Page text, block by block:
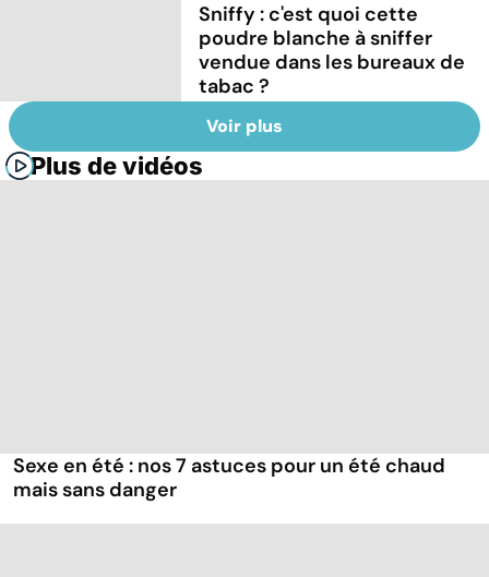
Sniffy : c'est quoi cette
poudre blanche à sniffer
vendue dans les bureaux de
tabac ?
Voir plus
Plus de vidéos
Sexe en été : nos 7 astuces pour un été chaud
mais sans danger